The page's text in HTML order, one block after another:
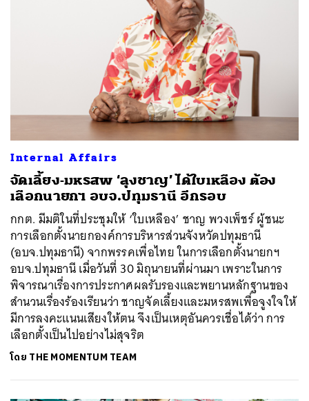
Internal Affairs
จัดเลี้ยง-มหรสพ ‘ลุงชาญ’ ได้ใบเหลือง ต้อง
เลือกนายกฯ อบจ.ปทุมธานี อีกรอบ
กกต. มีมติในที่ประชุมให้ ‘ใบเหลือง’ ชาญ พวงเพ็ชร์ ผู้ชนะ
การเลือกตั้งนายกองค์การบริหารส่วนจังหวัดปทุมธานี
(อบจ.ปทุมธานี) จากพรรคเพื่อไทย ในการเลือกตั้งนายกฯ
อบจ.ปทุมธานี เมื่อวันที่ 30 มิถุนายนที่ผ่านมา เพราะในการ
พิจารณาเรื่องการประกาศผลรับรองและพยานหลักฐานของ
สำนวนเรื่องร้องเรียนว่า ชาญจัดเลี้ยงและมหรสพเพื่อจูงใจให้
มีการลงคะแนนเสียงให้ตน จึงเป็นเหตุอันควรเชื่อได้ว่า การ
เลือกตั้งเป็นไปอย่างไม่สุจริต
โดย THE MOMENTUM TEAM